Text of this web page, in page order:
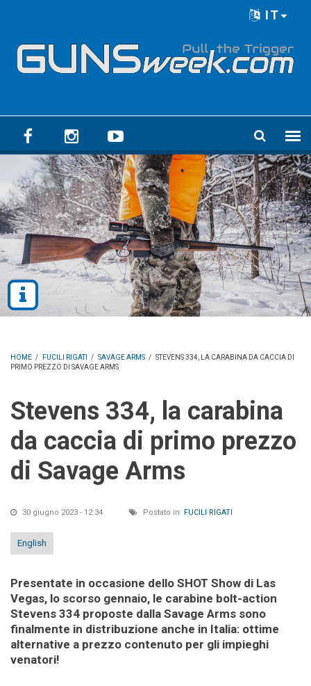
IT
HOME / FUCILI RIGATI / SAVAGE ARMS / STEVENS 334, LA CARABINA DA CACCIA DI
PRIMO PREZZO DI SAVAGE ARMS
Stevens 334, la carabina
da caccia di primo prezzo
di Savage Arms
30 giugno 2023 - 12:34 Postato in: FUCILI RIGATI
English
Presentate in occasione dello SHOT Show di Las
Vegas, lo scorso gennaio, le carabine bolt-action
Stevens 334 proposte dalla Savage Arms sono
finalmente in distribuzione anche in Italia: ottime
alternative a prezzo contenuto per gli impieghi
venatori!